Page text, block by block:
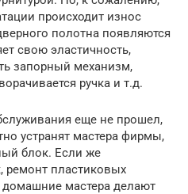
происходит износ
полотна появляются
свою эластичность,
запорный механизм,
ручка и т.д.
еще не прошел,
устранят мастера фирмы,
блок. Если же
ремонт пластиковых
мастера делают